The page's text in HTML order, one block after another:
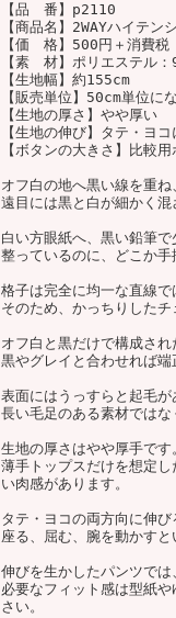
【品 番】p2110
【商品名】2WAYハイテ
【価 格】500円＋消費税
【素 材】ポリエステル
【生地幅】約155cm
【販売単位】50cm単位に
【生地の厚さ】やや厚い
【生地の伸び】タテ・ヨコ
【ボタンの大きさ】比較
オフ白の地へ黒い線を重ね
遠目には黒と白が細かく混
白い方眼紙へ、黒い鉛筆で
整っているのに、どこか手
格子は完全に均一な直線で
そのため、かっちりした
オフ白と黒だけで構成され
黒やグレイと合わせれば端
表面にはうっすらと起毛が
長い毛足のある素材ではな
生地の厚さはやや厚手です
薄手トップスだけを想定
い肉感があります。
タテ・ヨコの両方向に伸び
座る、屈む、腕を動かす
伸びを生かしたパンツでは
必要なフィット感は型紙
さい。